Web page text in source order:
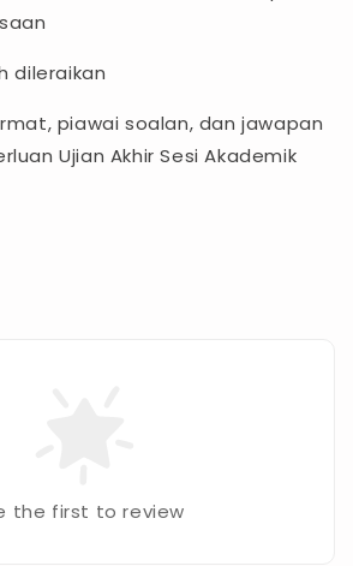
dileraikan
piawai soalan, dan jawapan
Ujian Akhir Sesi Akademik
the first to review